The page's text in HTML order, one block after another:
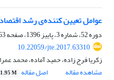
عوامل تعیین کننده‌ی رشد
دوره 52، شماره 3، پاییز 1396، صفحه
10.22059/jte.2017.63310
زکریا فرج زاده، حمید آماده، محمد
مشاهده مقاله
اصل مقاله 1.95 M